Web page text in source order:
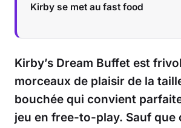
Kirby se met au fast food
Kirby’s Dream Buffet est
morceaux de plaisir de la
bouchée qui convient
jeu en free-to-play. Sauf que